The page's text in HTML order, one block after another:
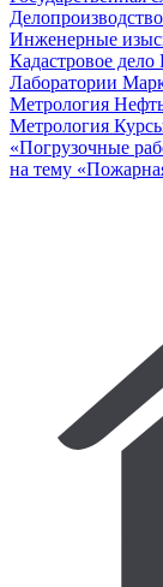
Делопроизводство
Инженерные
Кадастровое дело
Лаборатории
Метрология
Метрология
«Погрузочные
на тему